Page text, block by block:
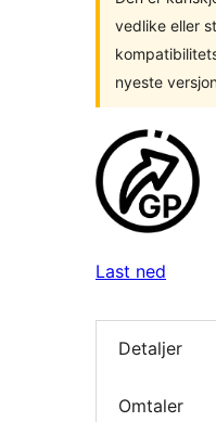
vedlike eller
nyeste
Last ned
Detaljer
Omtaler